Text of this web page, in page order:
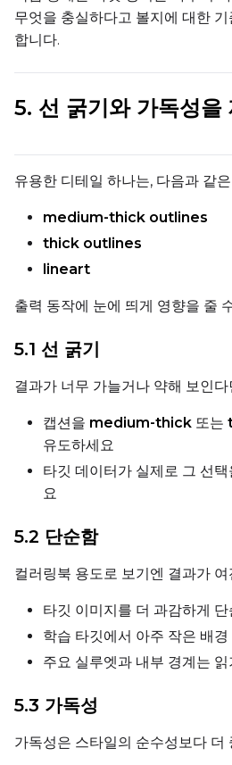
무엇을 충실하다고 볼지에 대한
합니다.
5. 선 굵기와 가독성을
유용한 디테일 하나는, 다음과 같
medium-thick outlines
thick outlines
lineart
출력 동작에 눈에 띄게 영향을 줄
5.1 선 굵기
결과가 너무 가늘거나 약해 보인다
캡션을 medium-thick 또는
유도하세요
타깃 데이터가 실제로 그 선
요
5.2 단순함
컬러링북 용도로 보기엔 결과가
타깃 이미지를 더 과감하게
학습 타깃에서 아주 작은 배
주요 실루엣과 내부 경계는
5.3 가독성
가독성은 스타일의 순수성보다 더